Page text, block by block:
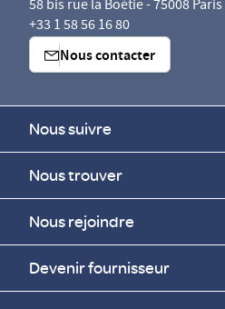
58 bis rue la Boétie - 75008 Paris
+33 1 58 56 16 80
Nous contacter
Nous suivre
Nous trouver
Nous rejoindre
Devenir fournisseur